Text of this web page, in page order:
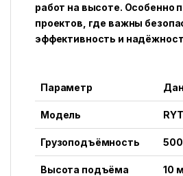
работ на высоте. Особенно
проектов, где важны
эффективность и
Параметр
Модель
Грузоподъёмность 500
Высота подъёма 10